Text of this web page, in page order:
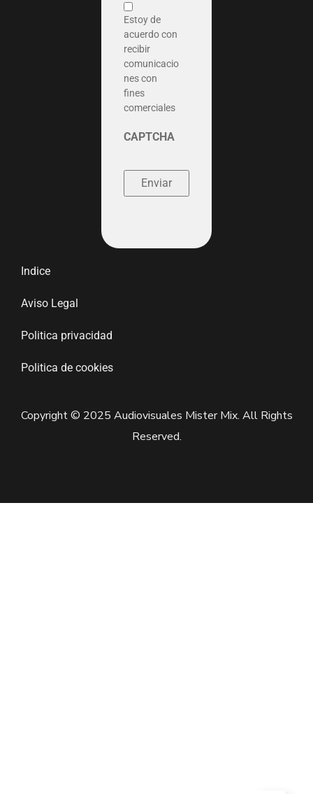
Estoy de
acuerdo con
recibir
comunicacio
nes con
fines
comerciales
CAPTCHA
Indice
Aviso Legal
Politica privacidad
Politica de cookies
Copyright © 2025 Audiovisuales Mister Mix. All Rights
Reserved.